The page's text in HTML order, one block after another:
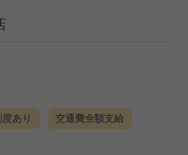
あり 交通費全額支給